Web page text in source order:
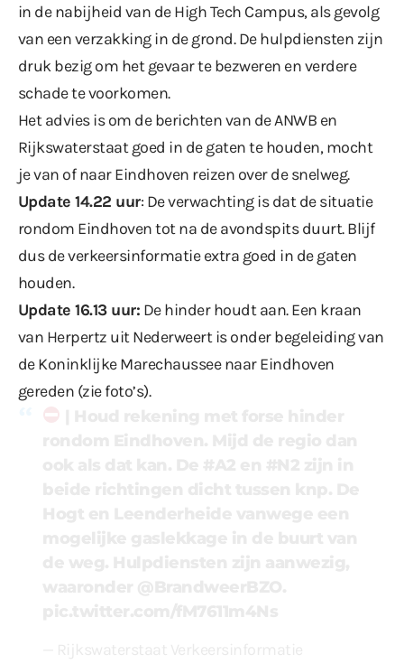
in de nabijheid van de High Tech Campus, als gevolg
van een verzakking in de grond. De hulpdiensten zijn
druk bezig om het gevaar te bezweren en verdere
schade te voorkomen.
Het advies is om de berichten van de ANWB en
Rijkswaterstaat goed in de gaten te houden, mocht
je van of naar Eindhoven reizen over de snelweg.
Update 14.22 uur: De verwachting is dat de situatie
rondom Eindhoven tot na de avondspits duurt. Blijf
dus de verkeersinformatie extra goed in de gaten
houden.
Update 16.13 uur: De hinder houdt aan. Een kraan
van Herpertz uit Nederweert is onder begeleiding van
de Koninklijke Marechaussee naar Eindhoven
gereden (zie foto’s).